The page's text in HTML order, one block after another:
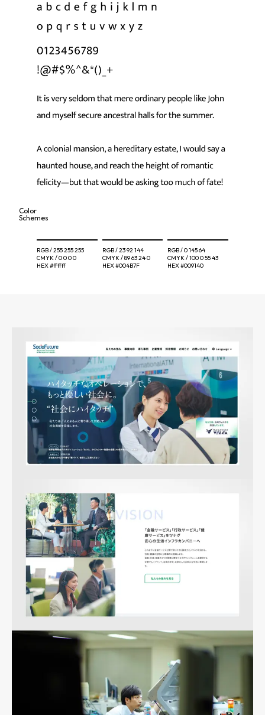
Color
Schemes
RGB /255 255 255
CMYK /0 0 0 0
HEX#ffffff
RGB /23 92 144
CMYK /89 63 24 0
HEX#004B7F
RGB /0 145 64
CMYK /100 0 55 43
HEX#009140